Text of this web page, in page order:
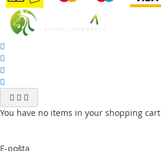
You have no items in your shopping cart
E-pošta